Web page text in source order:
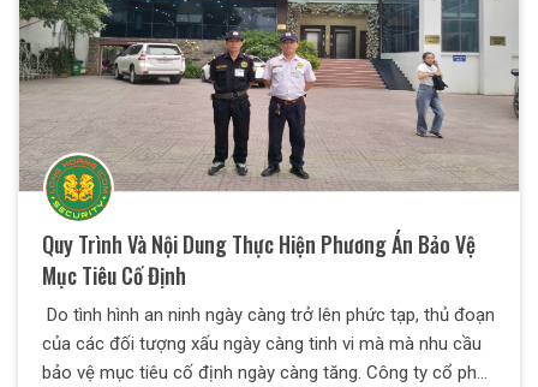
Quy Trình Và Nội Dung Thực Hiện Phương Án Bảo Vệ
Mục Tiêu Cố Định
Do tình hình an ninh ngày càng trở lên phức tạp, thủ đoạn
của các đối tượng xấu ngày càng tinh vi mà mà nhu cầu
bảo vệ mục tiêu cố định ngày càng tăng. Công ty cổ phần